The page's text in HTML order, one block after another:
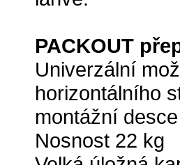
PACKOUT
Univerzální
horizontálního
montážní
Nosnost 22 kg